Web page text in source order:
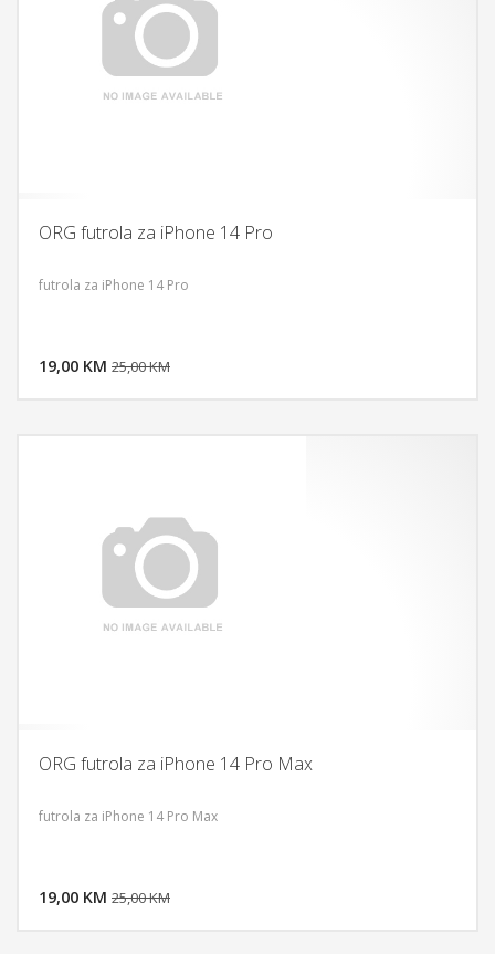
ORG futrola za iPhone 14 Pro
futrola za iPhone 14 Pro
19,00 KM 25,00 KM
ORG futrola za iPhone 14 Pro Max
futrola za iPhone 14 Pro Max
19,00 KM 25,00 KM